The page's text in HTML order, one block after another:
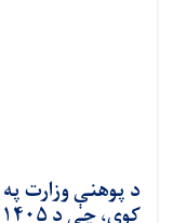
د پوهنې وزارت په